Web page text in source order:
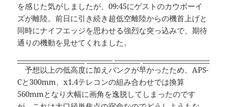
を感じた気がしましたが、09:45にゲストのカウボーイ
ズが離陸。前日に引き続き超低空離陸からの機首上げと
同時にナイフエッジを思わせる強烈な突っ込みで、期待
通りの機動を見せてくれました。
予想以上の低高度に加えバンクが早かったため、APS-
Cと300mm、x1.4テレコンの組み合わせでは換算
560mmとなり大幅に画角を逸脱してしまったのです